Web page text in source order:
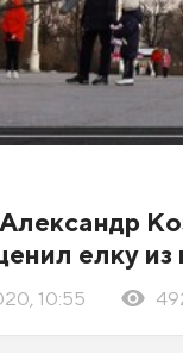
елку из
10:55